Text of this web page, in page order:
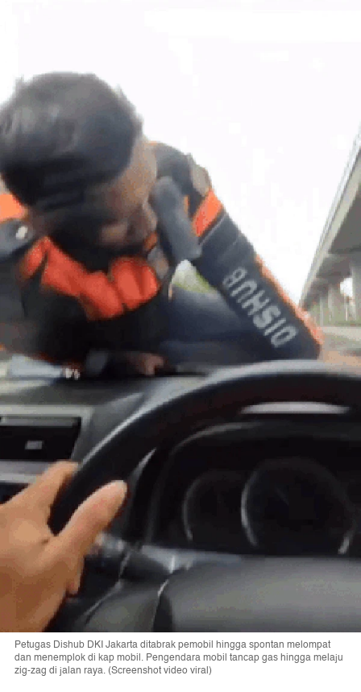
Petugas Dishub DKI Jakarta ditabrak pemobil hingga spontan melompat
dan menemplok di kap mobil. Pengendara mobil tancap gas hingga melaju
zig-zag di jalan raya. (Screenshot video viral)